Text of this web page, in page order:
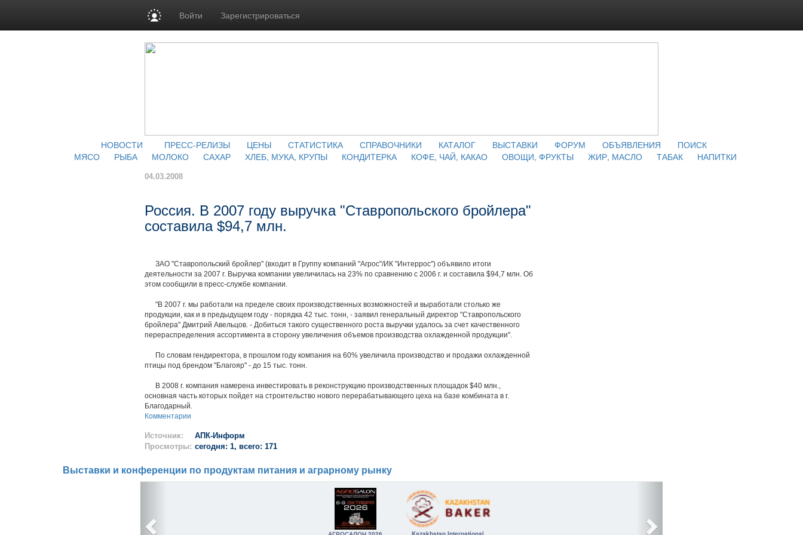
Войти Зарегистрироваться
НОВОСТИ ПРЕСС-РЕЛИЗЫ ЦЕНЫ СТАТИСТИКА СПРАВОЧНИКИ КАТАЛОГ ВЫСТАВКИ ФОРУМ ОБЪЯВЛЕНИЯ
ПОИСК
МЯСО
РЫБА МОЛОКО САХАР ХЛЕБ, МУКА, КРУПЫ КОНДИТЕРКА КОФЕ, ЧАЙ, КАКАО ОВОЩИ, ФРУКТЫ ЖИР, МАСЛО ТАБАК НАПИТКИ
04.03.2008
Россия. В 2007 году выручка "Ставропольского бройлера"
составила $94,7 млн.
ЗАО "Ставропольский бройлер" (входит в Группу компаний "Агрос"/ИК "Интеррос") объявило итоги
деятельности за 2007 г. Выручка компании увеличилась на 23% по сравнению с 2006 г. и составила $94,7 млн. Об
этом сообщили в пресс-службе компании.
"В 2007 г. мы работали на пределе своих производственных возможностей и выработали столько же
продукции, как и в предыдущем году - порядка 42 тыс. тонн, - заявил генеральный директор "Ставропольского
бройлера" Дмитрий Авельцов. - Добиться такого существенного роста выручки удалось за счет качественного
перераспределения ассортимента в сторону увеличения объемов производства охлажденной продукции".
По словам гендиректора, в прошлом году компания на 60% увеличила производство и продажи охлажденной
птицы под брендом "Благояр" - до 15 тыс. тонн.
В 2008 г. компания намерена инвестировать в реконструкцию производственных площадок $40 млн.,
основная часть которых пойдет на строительство нового перерабатывающего цеха на базе комбината в г.
Благодарный.
Комментарии
Источник:
АПК-Информ
Просмотры: сегодня: 1, всего: 171
Выставки и конференции по продуктам питания и аграрному рынку